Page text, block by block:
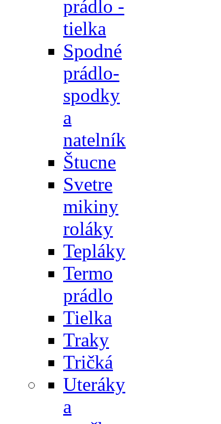
prádlo -
tielka
Spodné
prádlo-
spodky
a
natelník
Štucne
Svetre
mikiny
roláky
Tepláky
Termo
prádlo
Tielka
Traky
Tričká
Uteráky
a